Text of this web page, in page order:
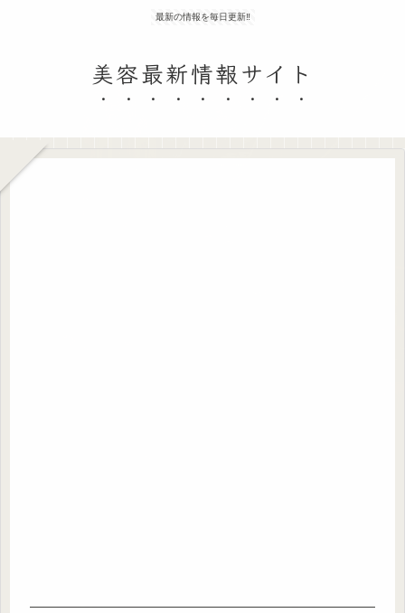
最新の情報を毎日更新‼
美容最新情報サイト